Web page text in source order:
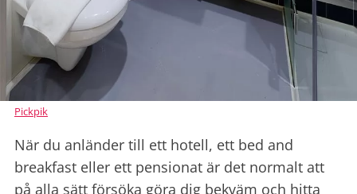
Pickpik
När du anländer till ett hotell, ett bed and
breakfast eller ett pensionat är det normalt att
på alla sätt försöka göra dig bekväm och hitta